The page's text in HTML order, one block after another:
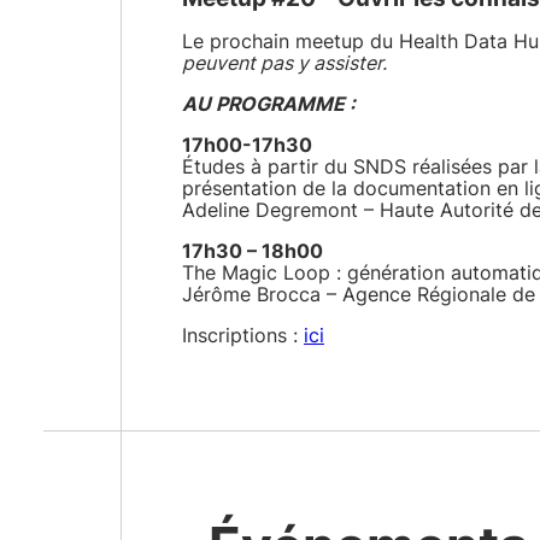
Le prochain meetup du Health Data
peuvent pas y assister.
AU PROGRAMME :
17h00-17h30
Études à partir du SNDS réalisées par
présentation de la documentation en
Adeline Degremont – Haute Autorité
17h30 – 18h00
The Magic Loop : génération
Jérôme Brocca – Agence Régionale
Inscriptions : ici